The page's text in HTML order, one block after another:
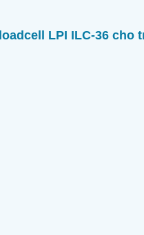
LPI ILC-36 cho